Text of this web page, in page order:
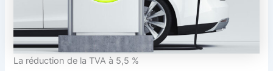
La réduction de la TVA à 5,5 %